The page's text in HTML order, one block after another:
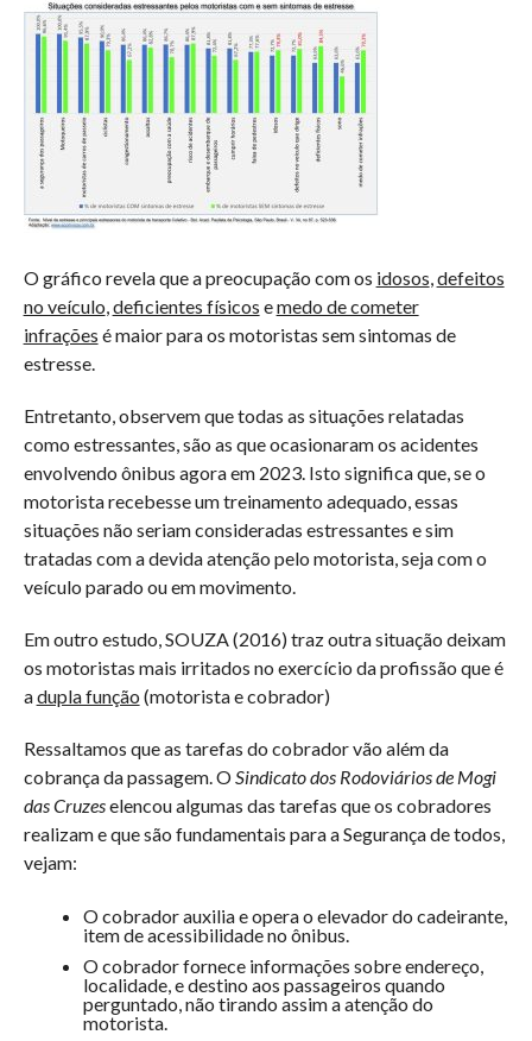
O gráfico revela que a preocupação com os idosos,defeitos
no veículo,deficientes físicos emedo de cometer
infrações é maior para os motoristas sem sintomas de
estresse.
Entretanto, observem que todas as situações relatadas
como estressantes, são as que ocasionaram os acidentes
envolvendo ônibus agora em 2023. Isto significa que, se o
motorista recebesse um treinamento adequado, essas
situações não seriam consideradas estressantes e sim
tratadas com a devida atenção pelo motorista, seja com o
veículo parado ou em movimento.
Em outro estudo, SOUZA (2016) traz outra situação deixam
os motoristas mais irritados no exercício da profissão que é
adupla função (motorista e cobrador)
Ressaltamos que as tarefas do cobrador vão além da
cobrança da passagem. OSindicato dos Rodoviários de Mogi
das Cruzeselencou algumas das tarefas que os cobradores
realizam e que são fundamentais para a Segurança de todos,
vejam:
O cobrador auxilia e opera o elevador do cadeirante,
item de acessibilidade no ônibus.
O cobrador fornece informações sobre endereço,
localidade, e destino aos passageiros quando
perguntado, não tirando assim a atenção do
motorista.